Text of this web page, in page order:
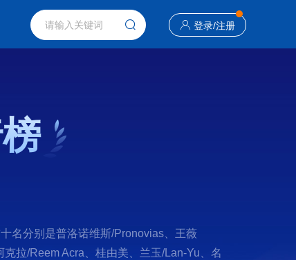
登录/注册
名分别是普洛诺维斯/Pronovias、王薇
拉/Reem Acra、桂由美、兰玉/Lan-Yu、名